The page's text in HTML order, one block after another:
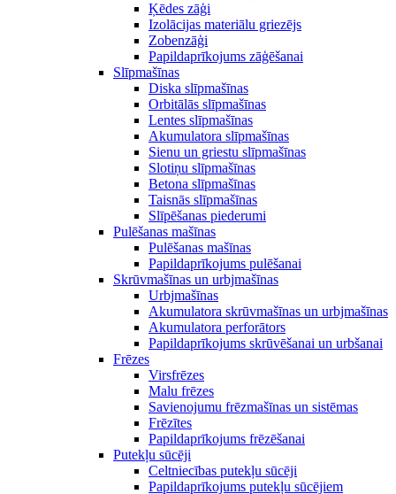
Ķēdes zāģi
Izolācijas materiālu griezējs
Zobenzāģi
Papildaprīkojums zāģēšanai
Slīpmašīnas
Diska slīpmašīnas
Orbitālās slīpmašīnas
Lentes slīpmašīnas
Akumulatora slīpmašīnas
Sienu un griestu slīpmašīnas
Slotiņu slīpmašīnas
Betona slīpmašīnas
Taisnās slīpmašīnas
Slīpēšanas piederumi
Pulēšanas mašīnas
Pulēšanas mašīnas
Papildaprīkojums pulēšanai
Skrūvmašīnas un urbjmašīnas
Urbjmašīnas
Akumulatora skrūvmašīnas un urbjmašīnas
Akumulatora perforātors
Papildaprīkojums skrūvēšanai un urbšanai
Frēzes
Virsfrēzes
Malu frēzes
Savienojumu frēzmašīnas un sistēmas
Frēzītes
Papildaprīkojums frēzēšanai
Putekļu sūcēji
Celtniecības putekļu sūcēji
Papildaprīkojums putekļu sūcējiem